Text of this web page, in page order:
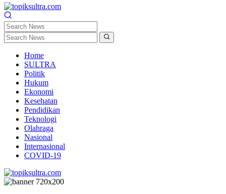
Home
SULTRA
Politik
Hukum
Ekonomi
Kesehatan
Pendidikan
Teknologi
Olahraga
Nasional
Internasional
COVID-19